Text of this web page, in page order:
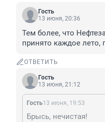
Гость
13 июня, 20:36
Тем более, что
принято каждое лето,
ОТВЕТИТЬ
Гость
13 июня, 21:12
Гость13 июня, 19:53
Брысь, нечистая!